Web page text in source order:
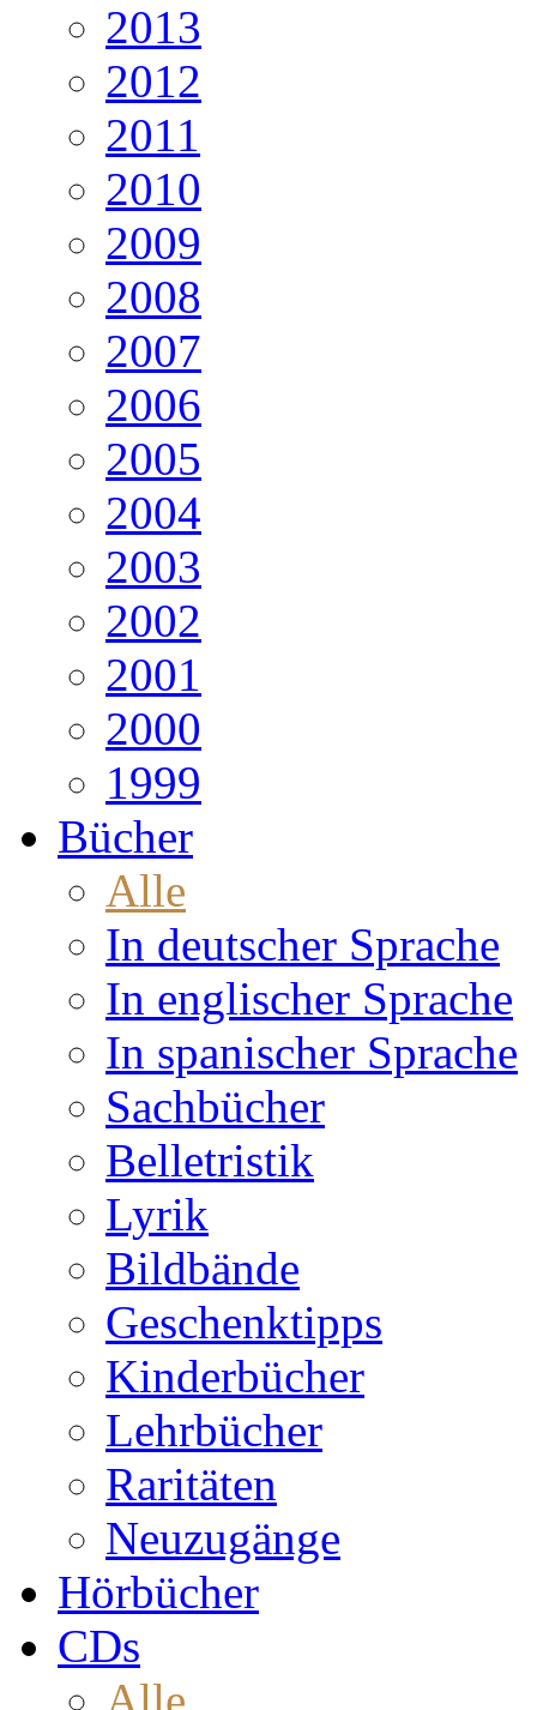
2013
2012
2011
2010
2009
2008
2007
2006
2005
2004
2003
2002
2001
2000
1999
Bücher
Alle
In deutscher Sprache
In englischer Sprache
In spanischer Sprache
Sachbücher
Belletristik
Lyrik
Bildbände
Geschenktipps
Kinderbücher
Lehrbücher
Raritäten
Neuzugänge
Hörbücher
CDs